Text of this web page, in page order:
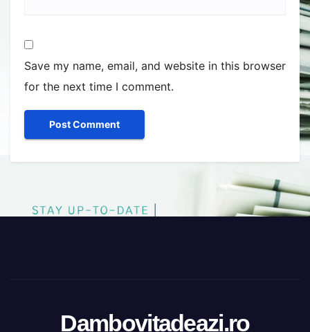
Save my name, email, and website in this browser
for the next time I comment.
Dambovitadeazi.ro